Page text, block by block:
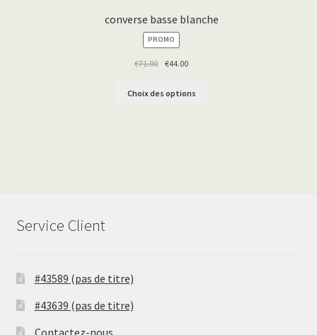
converse basse blanche
PROMO
EN
PROMOTION
€71.00 €44.00
Choix des options
Service Client
#43589 (pas de titre)
#43639 (pas de titre)